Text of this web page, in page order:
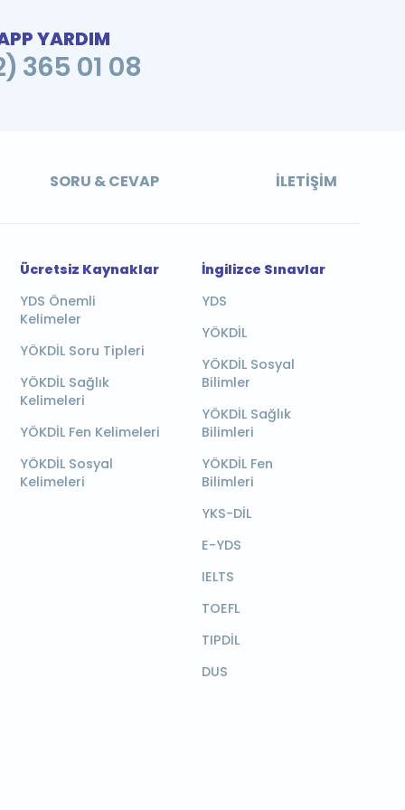
YARDIM
365 01 08
SORU & CEVAP İLETIŞIM
Ücretsiz Kaynaklar
YDS Önemli
Kelimeler
YÖKDİL Soru Tipleri
YÖKDİL Sağlık
Kelimeleri
YÖKDİL Fen Kelimeleri
YÖKDİL Sosyal
Kelimeleri
İngilizce Sınavlar
YDS
YÖKDİL
YÖKDİL Sosyal
Bilimler
YÖKDİL Sağlık
Bilimleri
YÖKDİL Fen
Bilimleri
YKS-DİL
E-YDS
IELTS
TOEFL
TIPDİL
DUS